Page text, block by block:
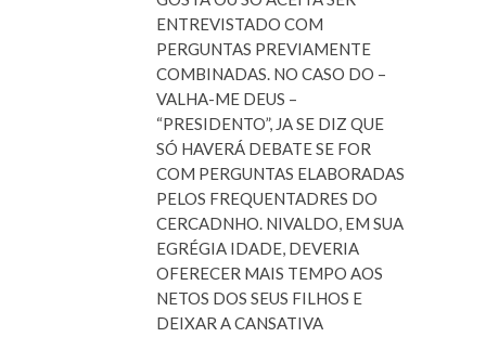
ENTREVISTADO COM
PERGUNTAS PREVIAMENTE
COMBINADAS. NO CASO DO –
VALHA-ME DEUS –
“PRESIDENTO”, JA SE DIZ QUE
SÓ HAVERÁ DEBATE SE FOR
COM PERGUNTAS ELABORADAS
PELOS FREQUENTADRES DO
CERCADNHO. NIVALDO, EM SUA
EGRÉGIA IDADE, DEVERIA
OFERECER MAIS TEMPO AOS
NETOS DOS SEUS FILHOS E
DEIXAR A CANSATIVA